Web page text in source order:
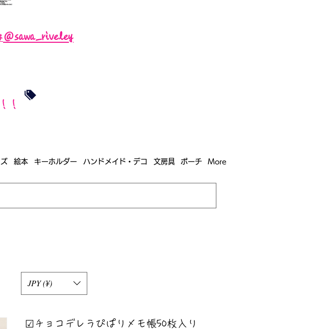
＠sawa_riveley
！
絵本 キーホルダー ハンドメイド・デコ 文房具 ポーチ More
☑︎チョコデレラぴぱりメモ帳50枚入り
JPY (¥)